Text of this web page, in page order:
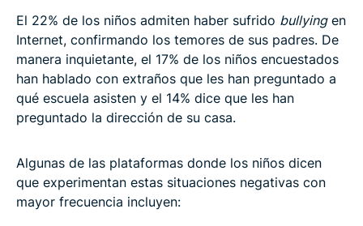
El 22% de los niños admiten haber sufrido bullyingen
Internet, confirmando los temores de sus padres. De
manera inquietante, el 17% de los niños encuestados
han hablado con extraños que les han preguntado a
qué escuela asisten y el 14% dice que les han
preguntado la dirección de su casa.
Algunas de las plataformas donde los niños dicen
que experimentan estas situaciones negativas con
mayor frecuencia incluyen: